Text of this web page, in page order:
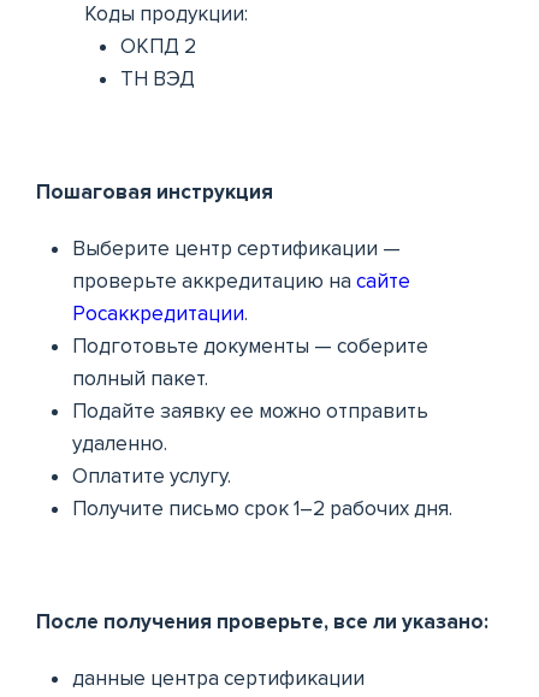
Коды продукции:
ОКПД 2
ТН ВЭД
Пошаговая инструкция
Выберите центр сертификации —
проверьте аккредитацию на сайте
Росаккредитации.
Подготовьте документы — соберите
полный пакет.
Подайте заявку ее можно отправить
удаленно.
Оплатите услугу.
Получите письмо срок 1–2 рабочих дня.
После получения проверьте, все ли указано:
данные центра сертификации